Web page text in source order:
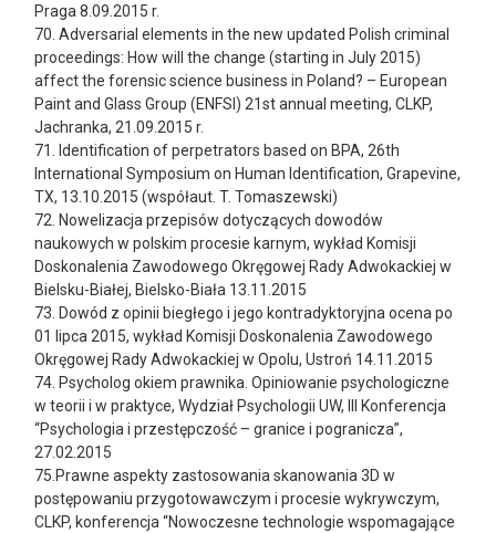
Praga 8.09.2015 r.
70. Adversarial elements in the new updated Polish criminal
proceedings: How will the change (starting in July 2015)
affect the forensic science business in Poland? – European
Paint and Glass Group (ENFSI) 21st annual meeting, CLKP,
Jachranka, 21.09.2015 r.
71. Identification of perpetrators based on BPA, 26th
International Symposium on Human Identification, Grapevine,
TX, 13.10.2015 (współaut. T. Tomaszewski)
72. Nowelizacja przepisów dotyczących dowodów
naukowych w polskim procesie karnym, wykład Komisji
Doskonalenia Zawodowego Okręgowej Rady Adwokackiej w
Bielsku-Białej, Bielsko-Biała 13.11.2015
73. Dowód z opinii biegłego i jego kontradyktoryjna ocena po
01 lipca 2015, wykład Komisji Doskonalenia Zawodowego
Okręgowej Rady Adwokackiej w Opolu, Ustroń 14.11.2015
74. Psycholog okiem prawnika. Opiniowanie psychologiczne
w teorii i w praktyce, Wydział Psychologii UW, III Konferencja
“Psychologia i przestępczość – granice i pogranicza”,
27.02.2015
75.Prawne aspekty zastosowania skanowania 3D w
postępowaniu przygotowawczym i procesie wykrywczym,
CLKP, konferencja “Nowoczesne technologie wspomagające